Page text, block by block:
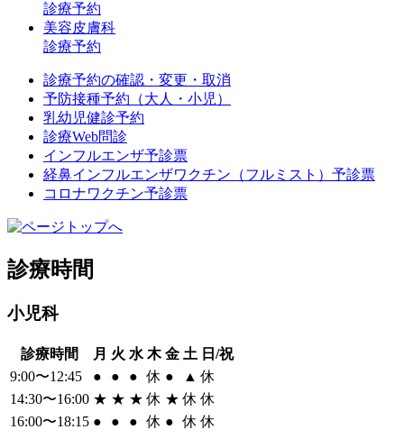
診療予約
美容皮膚科
診療予約
診療予約の確認・変更・取消
予防接種予約（大人・小児）
乳幼児健診予約
診療Web問診
インフルエンザ予診票
経鼻インフルエンザワクチン（フルミスト）予診票
コロナワクチン予診票
診療時間
小児科
診療時間 月 火 水 木 金 土 日/祝
9:00〜12:45
● ● ● 休 ● ▲ 休
14:30〜16:00 ★ ★ ★ 休 ★ 休 休
16:00〜18:15 ● ● ● 休 ● 休 休